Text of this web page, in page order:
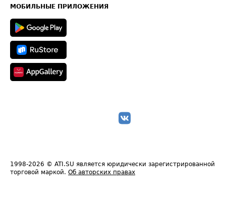
Техническая информация
МОБИЛЬНЫЕ ПРИЛОЖЕНИЯ
1998-2026 © ATI.SU является юридически зарегистрированной
торговой маркой. Об авторских правах